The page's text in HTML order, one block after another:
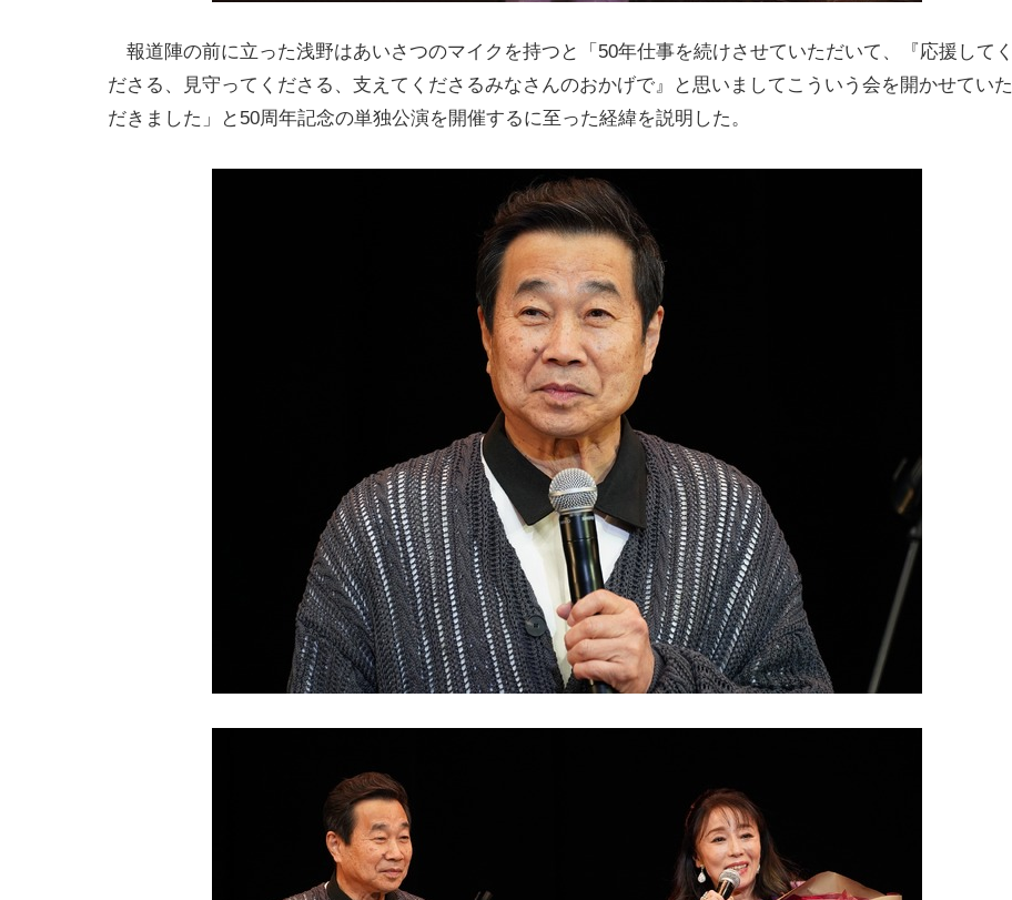
報道陣の前に立った浅野はあいさつのマイクを持つと「50年仕事を続けさせていただいて、『応援してく
ださる、見守ってくださる、支えてくださるみなさんのおかげで』と思いましてこういう会を開かせていた
だきました」と50周年記念の単独公演を開催するに至った経緯を説明した。